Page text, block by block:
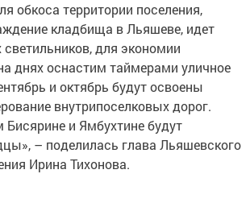
обкоса территории поселения,
кладбища в Льяшеве, идет
для экономии
днях оснастим таймерами уличное
и октябрь будут освоены
внутрипоселковых дорог.
и Ямбухтине будут
– поделилась глава Льяшевского
Ирина Тихонова.